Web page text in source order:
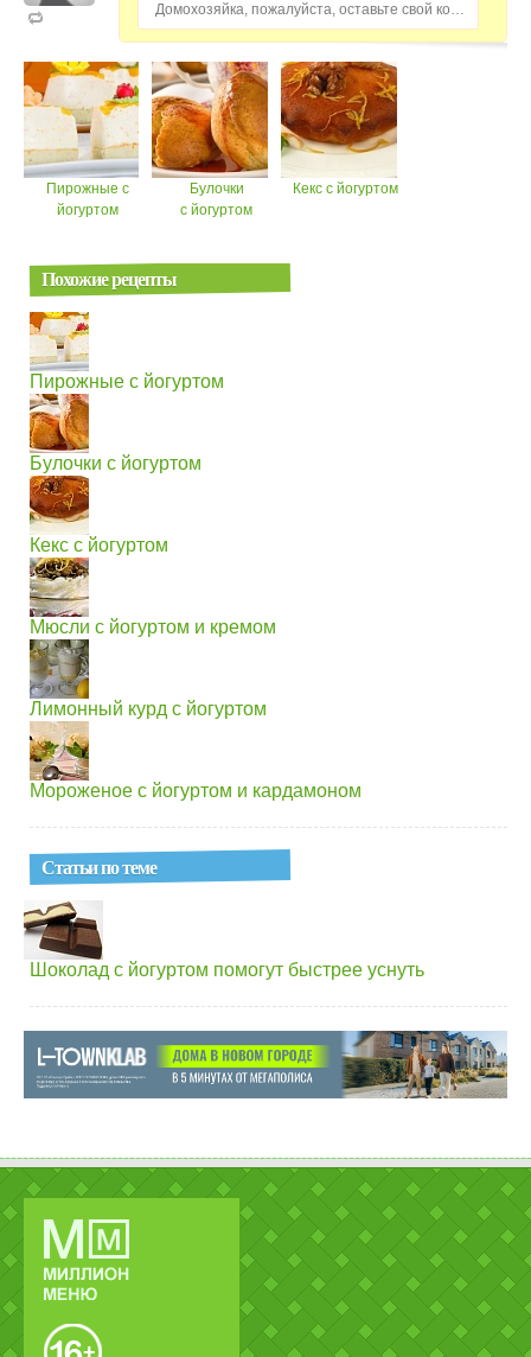
Домохозяйка, пожалуйста, оставьте свой комментарий...
Пирожные с
йогуртом
Булочки
с йогуртом
Кекс с йогуртом
Похожие рецепты
Пирожные с йогуртом
Булочки с йогуртом
Кекс с йогуртом
Мюсли с йогуртом и кремом
Лимонный курд с йогуртом
Мороженое с йогуртом и кардамоном
Статьи по теме
Шоколад с йогуртом помогут быстрее уснуть